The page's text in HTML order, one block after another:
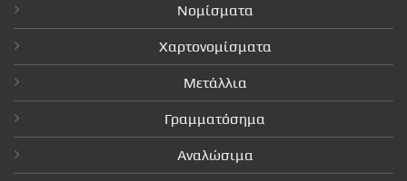
Νομίσματα
Χαρτονομίσματα
Μετάλλια
Γραμματόσημα
Αναλώσιμα